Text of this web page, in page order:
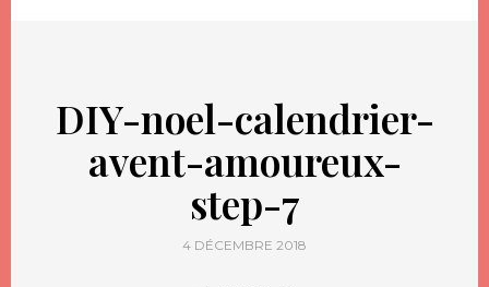
DIY-noel-calendrier-
avent-amoureux-
step-7
4 DÉCEMBRE 2018